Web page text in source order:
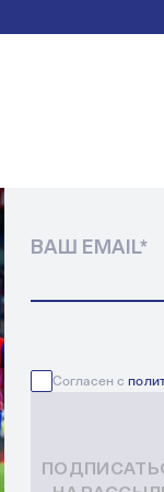
ВАШ EMAIL*
Согласен с